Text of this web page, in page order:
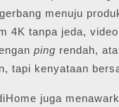
menuju
4K tanpa jeda,
ping rendah,
tapi kenyataan
juga